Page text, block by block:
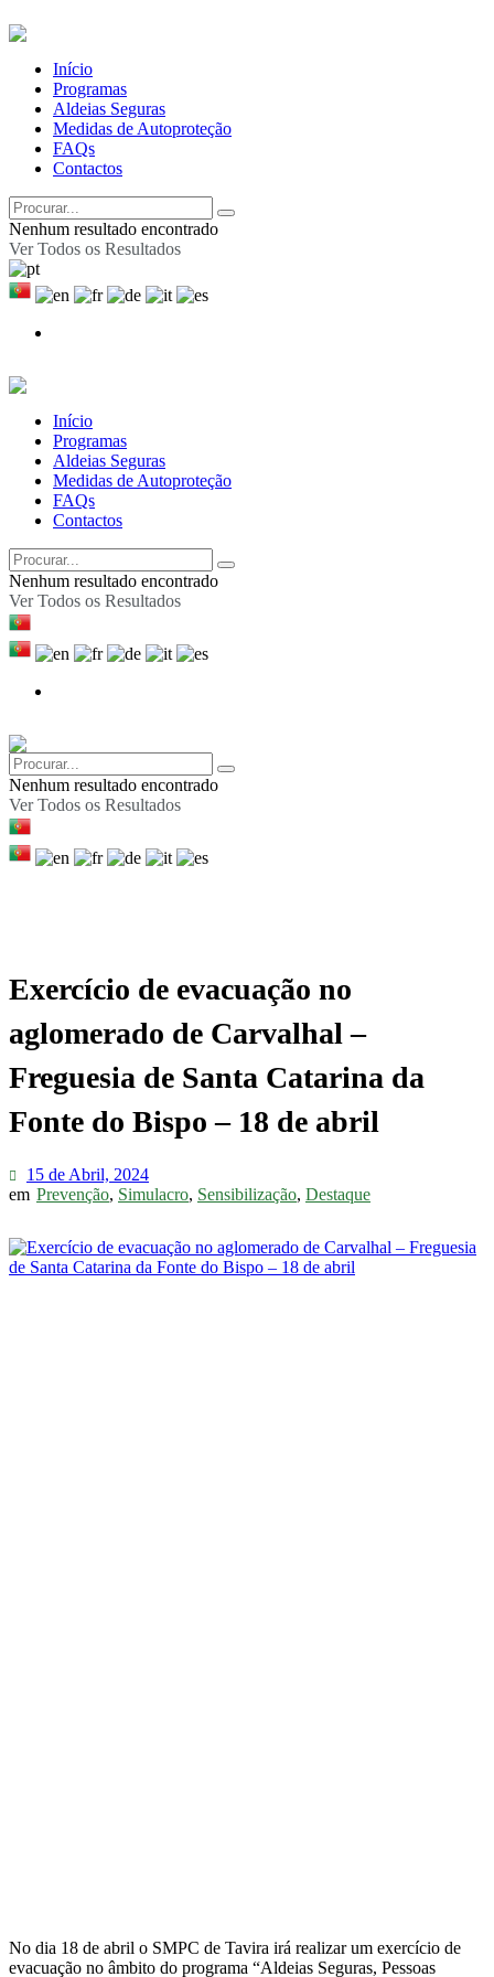
Início
Programas
Aldeias Seguras
Medidas de Autoproteção
FAQs
Contactos
Nenhum resultado encontrado
Ver Todos os Resultados
Início
Programas
Aldeias Seguras
Medidas de Autoproteção
FAQs
Contactos
Nenhum resultado encontrado
Ver Todos os Resultados
Nenhum resultado encontrado
Ver Todos os Resultados
Exercício de evacuação no
aglomerado de Carvalhal –
Freguesia de Santa Catarina da
Fonte do Bispo – 18 de abril
15 de Abril, 2024
em Prevenção, Simulacro, Sensibilização, Destaque
No dia 18 de abril o SMPC de Tavira irá realizar um exercício de
evacuação no âmbito do programa “Aldeias Seguras, Pessoas